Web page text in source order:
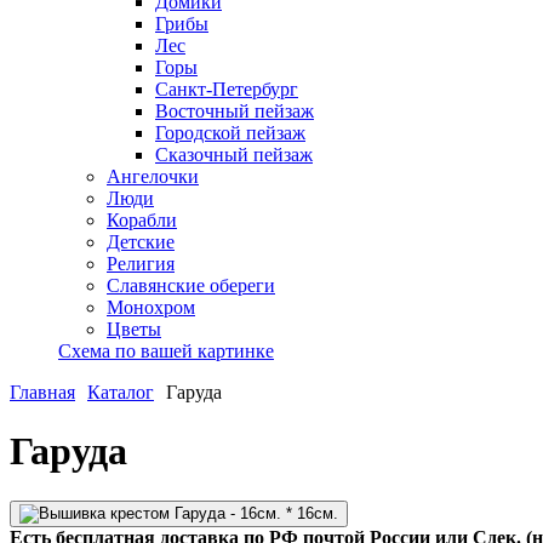
Грибы
Лес
Горы
Санкт-Петербург
Восточный пейзаж
Городской пейзаж
Сказочный пейзаж
Ангелочки
Люди
Корабли
Детские
Религия
Славянские обереги
Монохром
Цветы
Схема по вашей картинке
Главная Каталог Гаруда
Гаруда
Есть бесплатная доставка по РФ почтой России или Сдек.